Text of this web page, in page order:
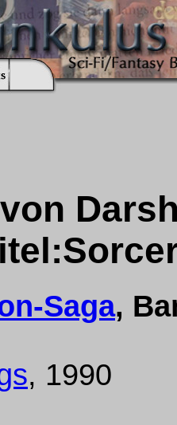
Saga,
, 1990